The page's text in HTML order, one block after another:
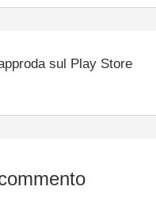
sul Play Store